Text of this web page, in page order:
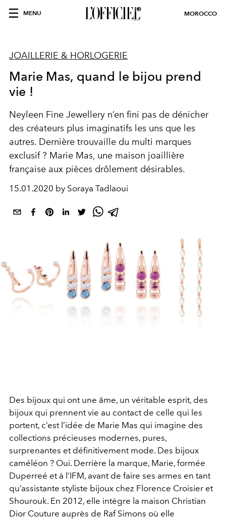
MENU MOROCCO
JOAILLERIE & HORLOGERIE
Marie Mas, quand le bijou prend
vie !
Neyleen Fine Jewellery n’en fini pas de dénicher
des créateurs plus imaginatifs les uns que les
autres. Dernière trouvaille du multi marques
exclusif ? Marie Mas, une maison joaillière
française aux pièces drôlement désirables.
15.01.2020 by Soraya Tadlaoui
Des bijoux qui ont une âme, un véritable esprit, des
bijoux qui prennent vie au contact de celle qui les
portent, c’est l’idée de Marie Mas qui imagine des
collections précieuses modernes, pures,
surprenantes et définitivement mode. Des bijoux
caméléon ? Oui. Derrière la marque, Marie, formée
Duperreé et à l’IFM, avant de faire ses armes en tant
qu’assistante styliste bijoux chez Florence Croisier et
Shourouk. En 2012, elle intègre la maison Christian
Dior Couture auprès de Raf Simons où elle